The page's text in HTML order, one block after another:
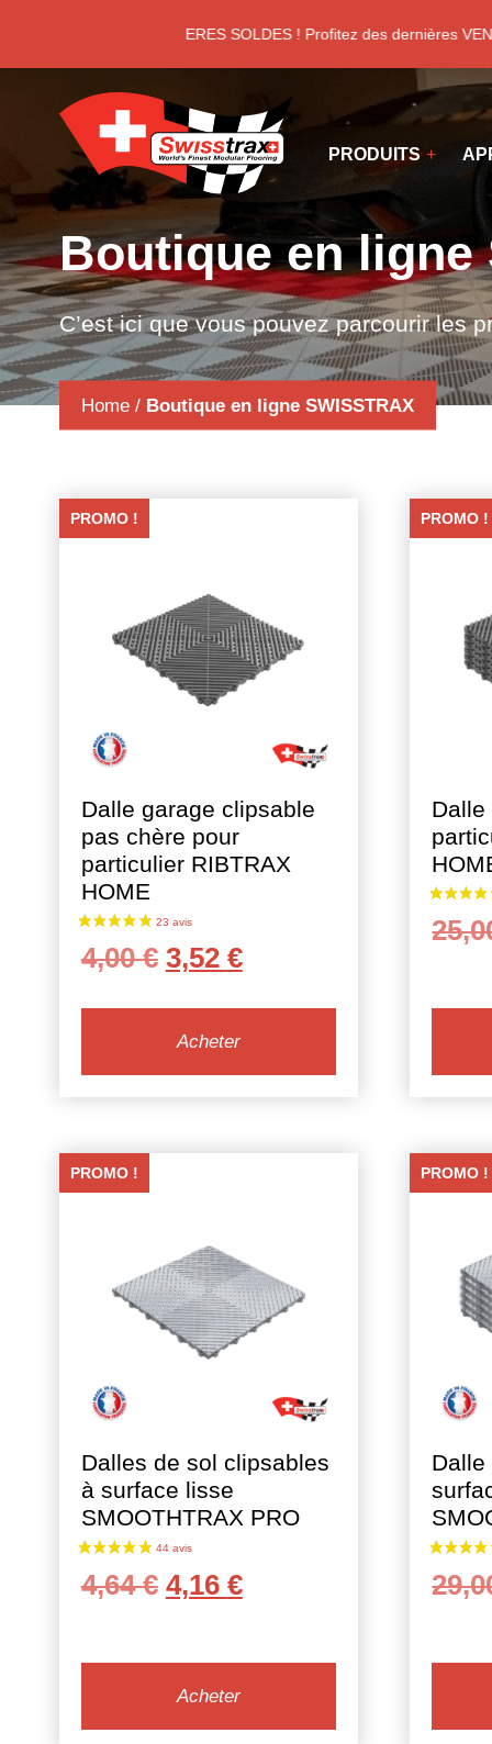
DERNIERES SOLDES ! Profitez des dernières
PRODUITS
Boutique en ligne
C’est ici que vous pouvez parcourir les
Home/ Boutique en ligne SWISSTRAX
PROMO !
Dalle garage clipsable
pas chère pour
particulier RIBTRAX
HOME
23 avis
4,00€ Le
initial
4,00 €.
3,52 €Le
3,52 €.
Acheter
PROMO !
Dalle
PROMO !
Dalles de sol clipsables
à surface lisse
SMOOTHTRAX PRO
4,64€ Le
était :
4,64 €.
4,16 €Le
4,16 €.
Acheter
PROMO !
Dalle